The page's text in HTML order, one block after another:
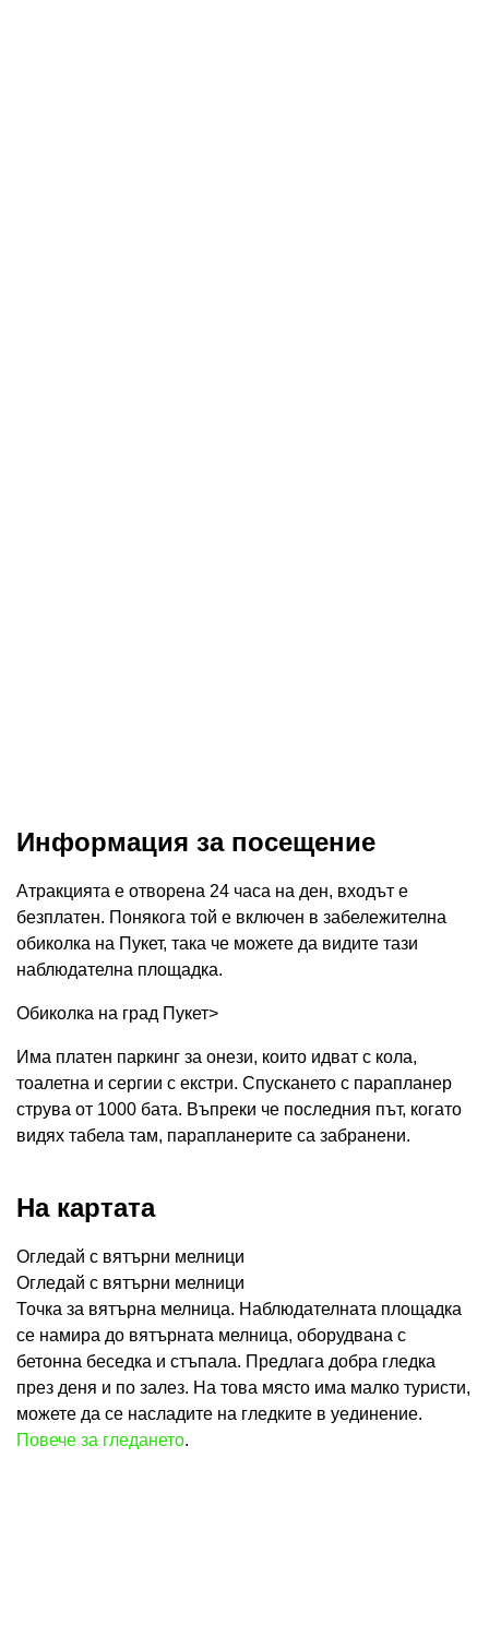
Информация за посещение
Атракцията е отворена 24 часа на ден, входът е
безплатен. Понякога той е включен в забележителна
обиколка на Пукет, така че можете да видите тази
наблюдателна площадка.
Обиколка на град Пукет>
Има платен паркинг за онези, които идват с кола,
тоалетна и сергии с екстри. Спускането с парапланер
струва от 1000 бата. Въпреки че последния път, когато
видях табела там, парапланерите са забранени.
На картата
Огледай с вятърни мелници
Огледай с вятърни мелници
Точка за вятърна мелница. Наблюдателната площадка
се намира до вятърната мелница, оборудвана с
бетонна беседка и стъпала. Предлага добра гледка
през деня и по залез. На това място има малко туристи,
можете да се насладите на гледките в уединение.
Повече за гледането.